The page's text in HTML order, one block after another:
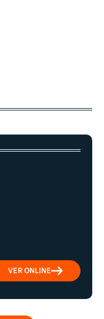
VER ONLINE